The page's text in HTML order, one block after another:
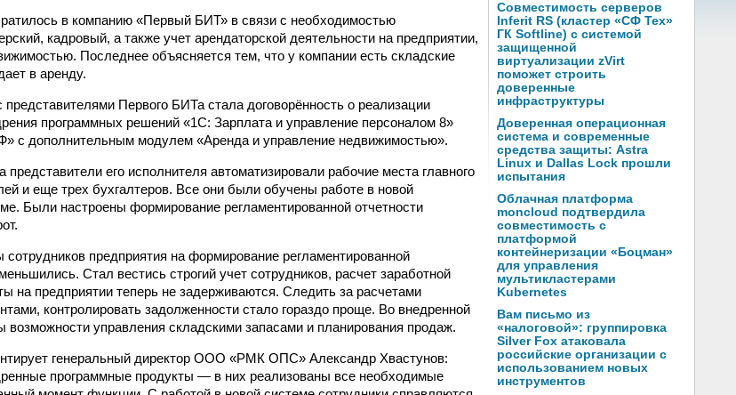
в компанию «Первый БИТ» в связи с необходимостью
кадровый, а также учет арендаторской деятельности на предприятии,
Последнее объясняется тем, что у компании есть складские
в аренду.
представителями Первого БИТа стала договорённость о реализации
программных решений «1С: Зарплата и управление персоналом 8»
с дополнительным модулем «Аренда и управление недвижимостью».
его исполнителя автоматизировали рабочие места главного
и еще трех бухгалтеров. Все они были обучены работе в новой
Были настроены формирование регламентированной отчетности
сотрудников предприятия на формирование регламентированной
Стал вестись строгий учет сотрудников, расчет заработной
на предприятии теперь не задерживаются. Следить за расчетами
контролировать задолженности стало гораздо проще. Во внедренной
управления складскими запасами и планирования продаж.
генеральный директор ООО «РМК ОПС» Александр Хвастунов:
программные продукты — в них реализованы все необходимые
Совместимость серверов
Inferit RS (кластер «СФ Тех»
ГК Softline) с системой
защищенной
виртуализации zVirt
поможет строить
доверенные
инфраструктуры
Доверенная операционная
система и современные
средства защиты: Astra
Linux и Dallas Lock прошли
испытания
Облачная платформа
moncloud подтвердила
совместимость с
платформой
контейнеризации «Боцман»
для управления
мультикластерами
Kubernetes
Вам письмо из
«налоговой»: группировка
Silver Fox атаковала
российские организации с
использованием новых
инструментов